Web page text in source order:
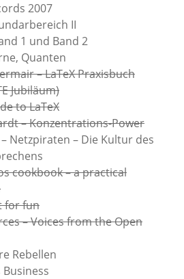
2007
II
1 und Band 2
Quanten
– LaTeX Praxisbuch
Jubiläum)
to LaTeX
– Konzentrations-Power
Netzpiraten – Die Kultur des
cookbook – a practical
for fun
– Voices from the Open
Rebellen
Business